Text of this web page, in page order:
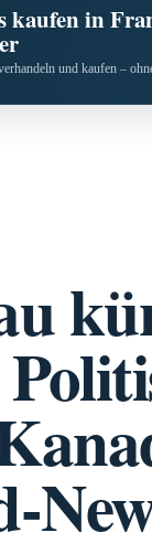
kaufen in
und kaufen –